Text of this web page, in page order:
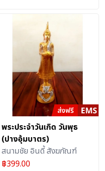
พระประจำวันเกิด วันพุธ
(ปางอุ้มบาตร)
สนามชัย อินดี้ สังฆภัณฑ์
฿399.00